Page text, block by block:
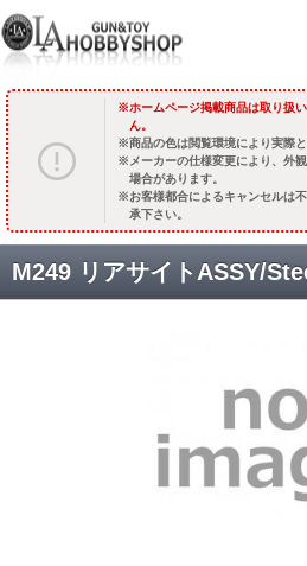
ホームページ掲載商品は取り扱
ん。
商品の色は閲覧環境により実際
メーカーの仕様変更により、外
場合があります。
お客様都合によるキャンセルは
承下さい。